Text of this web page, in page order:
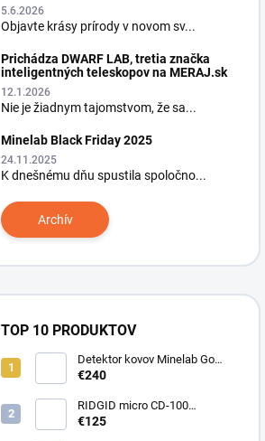
5.6.2026
Objavte krásy prírody v novom sv...
Prichádza DWARF LAB, tretia značka
inteligentných teleskopov na MERAJ.sk
12.1.2026
Nie je žiadnym tajomstvom, že sa...
Minelab Black Friday 2025
24.11.2025
K dnešnému dňu spustila spoločno...
Archív
TOP 10 PRODUKTOV
Detektor kovov Minelab Go
Find 66
€240
RIDGID micro CD-100
Detektor horľavých plynov
€125